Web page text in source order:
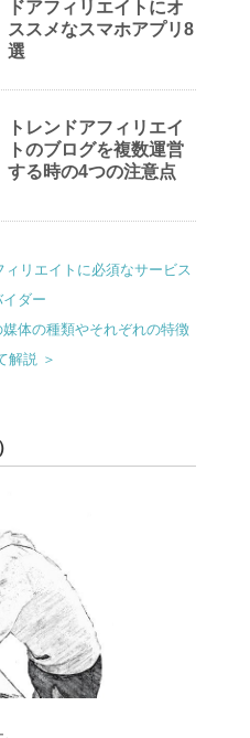
ドアフィリエイトにオ
ススメなスマホアプリ8
選
トレンドアフィリエイ
トのブログを複数運営
する時の4つの注意点
リエイトに必須なサービス
イダー
体の種類やそれぞれの特徴
解説 ＞